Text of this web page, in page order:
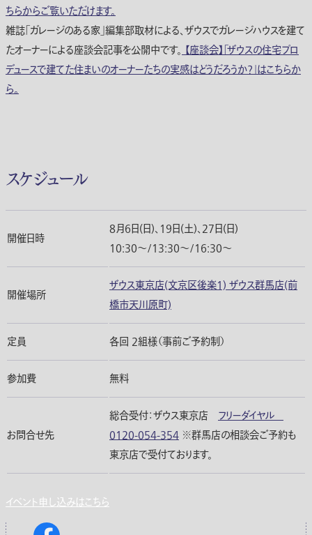
ちらからご覧いただけます。
雑誌「ガレージのある家」編集部取材による、ザウスでガレージハウスを建て
たオーナーによる座談会記事を公開中です。 【座談会】「ザウスの住宅プロ
デュースで建てた住まいのオーナーたちの実感はどうだろうか？」はこちらか
ら。
スケジュール
開催日時
8月6日(日)、19日(土)、27日(日)
10:30〜/13:30〜/16:30〜
開催場所
ザウス東京店(文京区後楽1) ザウス群馬店(前
橋市天川原町)
定員 各回 2組様（事前ご予約制）
参加費 無料
お問合せ先
総合受付：ザウス東京店 フリーダイヤル
0120-054-354 ※群馬店の相談会ご予約も
東京店で受付ております。
イベント申し込みはこちら